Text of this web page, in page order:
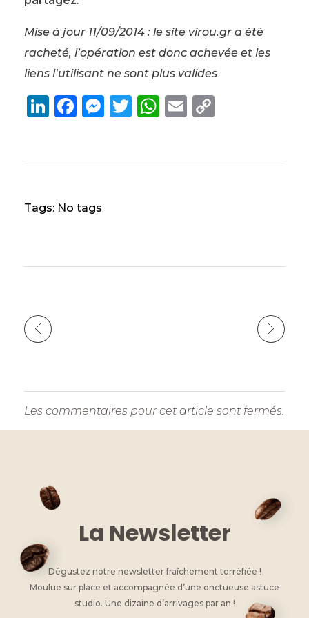
Mise à jour 11/09/2014 : le site virou.gr a été
racheté, l’opération est donc achevée et les
liens l’utilisant ne sont plus valides
Li
e
n
F
e
o
k
M
e
T
te
W
ts
E
l
y
Tags: No tags
Les commentaires pour cet article sont fermés.
La Newsletter
Dégustez notre newsletter fraîchement torréfiée !
Moulue sur place et accompagnée d’une onctueuse astuce
studio. Une dizaine d’arrivages par an !